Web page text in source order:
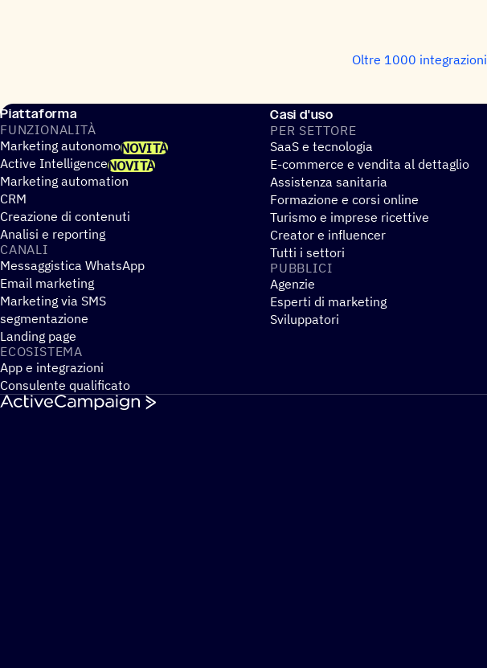
Oltre 1000 integrazioni
Piattaforma
FUNZIO­NA­LITÀ
Marketing autonomoNOVITÀ
Active IntelligenceNOVITÀ
Marketing automation
CRM
Creazione di contenuti
Analisi e reporting
CANALI
Messaggistica WhatsApp
Email marketing
Marketing via SMS
segmentazione
Landing page
ECOSI­STEMA
App e integrazioni
Consulente qualificato
Casi d'uso
PER SETTORE
SaaS e tecnologia
E-commerce e vendita al dettaglio
Assistenza sanitaria
Formazione e corsi online
Turismo e imprese ricettive
Creator e influencer
Tutti i settori
PUBBLICI
Agenzie
Esperti di marketing
Sviluppatori